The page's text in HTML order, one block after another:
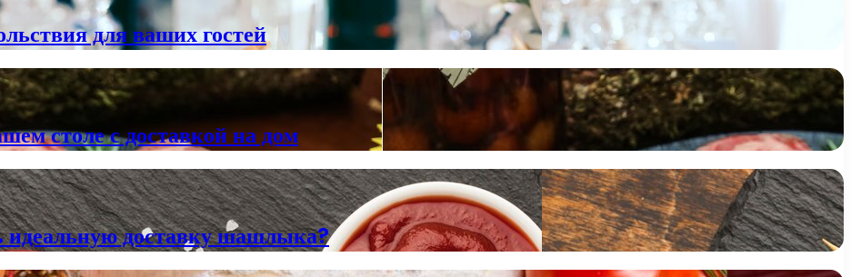
для ваших гостей
столе с доставкой на дом
идеальную доставку шашлыка?